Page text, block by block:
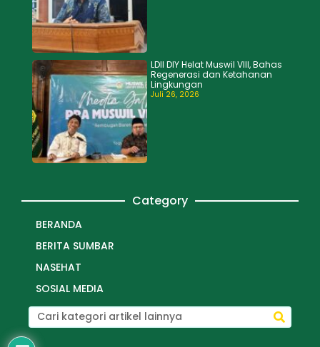
LDII DIY Helat Muswil VIII, Bahas
Regenerasi dan Ketahanan
Lingkungan
Juli 26, 2026
Category
BERANDA
BERITA SUMBAR
NASEHAT
SOSIAL MEDIA